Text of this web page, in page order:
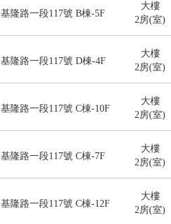
基隆路一段117號 B棟-5F
大樓
2房(室)
基隆路一段117號 D棟-4F
大樓
2房(室)
基隆路一段117號 C棟-10F
大樓
2房(室)
基隆路一段117號 C棟-7F
大樓
2房(室)
基隆路一段117號 C棟-12F
大樓
2房(室)